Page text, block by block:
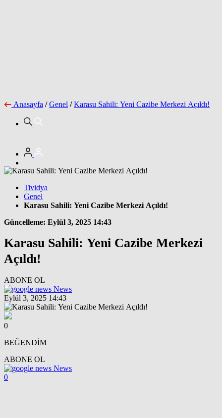
Anasayfa / Genel / Karasu Sahili: Yeni Cazibe Merkezi Açıldı!
Tividya
Genel
Karasu Sahili: Yeni Cazibe Merkezi Açıldı!
Güncelleme: Eylül 3, 2025 14:43
Karasu Sahili: Yeni Cazibe Merkezi
Açıldı!
ABONE OL
News
Eylül 3, 2025 14:43
0
BEĞENDİM
ABONE OL
News
0